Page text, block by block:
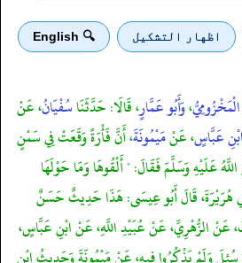
اظهار التشكيل 🔍 English
،وَأَبُو عَمَّارٍ، قَالَا: حَدَّثَنَاسُفْيَانُ، عَنْ
ابْنِ عَبَّاسٍ، عَنْمَيْمُونَةَ، أَنَّ فَأْرَةً وَقَعَتْ فِي سَمْنٍ
عَلَيْهِ وَسَلَّمَ فَقَالَ: " أَلْقُوهَا وَمَا حَوْلَهَا
هُرَيْرَةَ، قَالَ أَبُو عِيسَى: هَذَا حَدِيثٌ حَسَنٌ
الزُّهْرِيِّ، عَنْ عُبَيْدِ اللَّهِ، عَنْ ابْنِ عَبَّاسٍ،